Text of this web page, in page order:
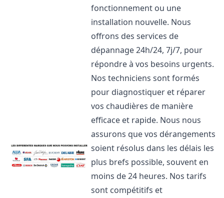
fonctionnement ou une
installation nouvelle. Nous
offrons des services de
dépannage 24h/24, 7j/7, pour
répondre à vos besoins urgents.
Nos techniciens sont formés
pour diagnostiquer et réparer
vos chaudières de manière
efficace et rapide. Nous nous
assurons que vos dérangements
soient résolus dans les délais les
plus brefs possible, souvent en
moins de 24 heures. Nos tarifs
sont compétitifs et